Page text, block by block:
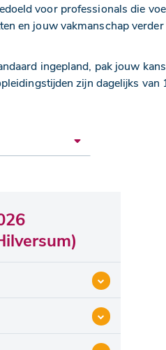
voor professionals die
en jouw vakmanschap
ingepland, pak jouw
zijn dagelijks